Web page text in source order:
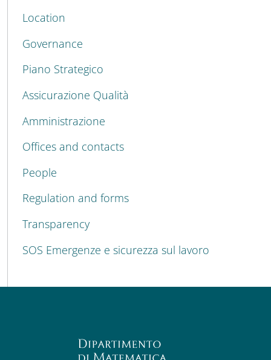
Location
Governance
Piano Strategico
Assicurazione Qualità
Amministrazione
Offices and contacts
People
Regulation and forms
Transparency
SOS Emergenze e sicurezza sul lavoro